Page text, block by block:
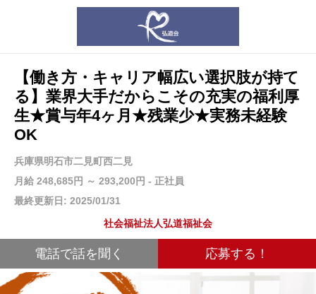
【働き方・キャリア幅広い選択肢が持て
る】業界大手だからこその充実の福利厚
生★賞与年4ヶ月★残業少★実務未経験
OK
兵庫県明石市二見町西二見
月給 248,685円 ～ 293,200円 - 正社員
最終更新日: 2025/01/31
社会福祉法人弘道福祉会
電話で話を聞く 応募する！